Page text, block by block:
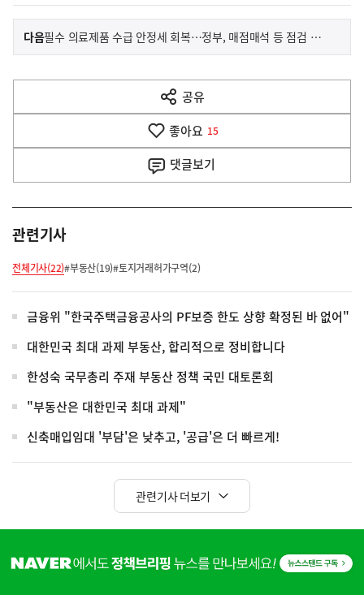
이
전
다
음
다음기
필수 의료제품 수급 안정세 회복…정부, 매점매석 등 점검 강화
공유
열
기
좋아요 15
댓글보기
관련기사
전체기사(22)#부동산(19)#토지거래허가구역(2)
금융위 "한국주택금융공사의 PF보증 한도 상향 확정된 바 없어"
대한민국 최대 과제 부동산, 합리적으로 정비합니다
한성숙 국무총리 주재 부동산 정책 국민 대토론회
"부동산은 대한민국 최대 과제"
신축매입임대 '부담'은 낮추고, '공급'은 더 빠르게!
관련기사 더보기
단